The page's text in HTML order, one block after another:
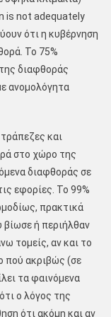
is not adequately
ότι η κυβέρνηση
Το 75%
διαφθοράς
ανομολόγητα
και
στο χώρο της
διαφθοράς σε
εφορίες. Το 99%
πρακτικά
βίωσε ή περιήλθαν
τομείς, αν και το
πού ακριβώς (σε
τα φαινόμενα
ο λόγος της
ότι ακόμη και αν